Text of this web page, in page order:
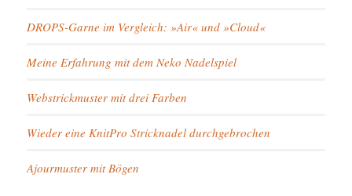
DROPS-Garne im Vergleich: »Air« und »Cloud«
Meine Erfahrung mit dem Neko Nadelspiel
Webstrickmuster mit drei Farben
Wieder eine KnitPro Stricknadel durchgebrochen
Ajourmuster mit Bögen